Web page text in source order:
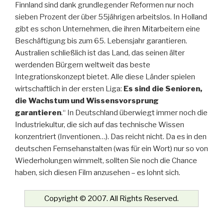
Finnland sind dank grundlegender Reformen nur noch
sieben Prozent der über 55jährigen arbeitslos. In Holland
gibt es schon Unternehmen, die ihren Mitarbeitern eine
Beschäftigung bis zum 65. Lebensjahr garantieren.
Australien schließlich ist das Land, das seinen älter
werdenden Bürgern weltweit das beste
Integrationskonzept bietet. Alle diese Länder spielen
wirtschaftlich in der ersten Liga: Es sind die Senioren,
die Wachstum und Wissensvorsprung
garantieren.“ In Deutschland überwiegt immer noch die
Industriekultur, die sich auf das technische Wissen
konzentriert (Inventionen…). Das reicht nicht. Da es in den
deutschen Fernsehanstalten (was für ein Wort) nur so von
Wiederholungen wimmelt, sollten Sie noch die Chance
haben, sich diesen Film anzusehen – es lohnt sich.
Copyright © 2007. All Rights Reserved.